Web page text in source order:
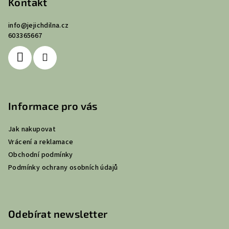
info@jejichdilna.cz
603365667
Informace pro vás
Jak nakupovat
Vrácení a reklamace
Obchodní podmínky
Podmínky ochrany osobních údajů
Odebírat newsletter